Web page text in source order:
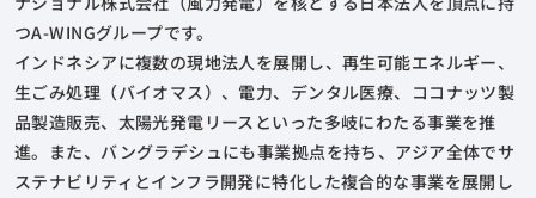
つA-WINGグループです。
インドネシアに複数の現地法人を展開し、再生可能エネルギー、
生ごみ処理（バイオマス）、電力、デンタル医療、ココナッツ製
品製造販売、太陽光発電リースといった多岐にわたる事業を推
進。また、バングラデシュにも事業拠点を持ち、アジア全体でサ
ステナビリティとインフラ開発に特化した複合的な事業を展開し